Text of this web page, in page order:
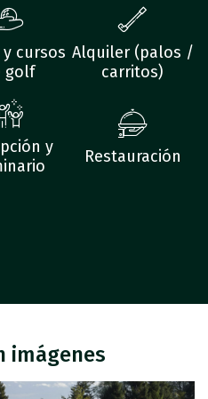
y cursos
golf
Alquiler (palos /
carritos)
y
Restauración
imágenes